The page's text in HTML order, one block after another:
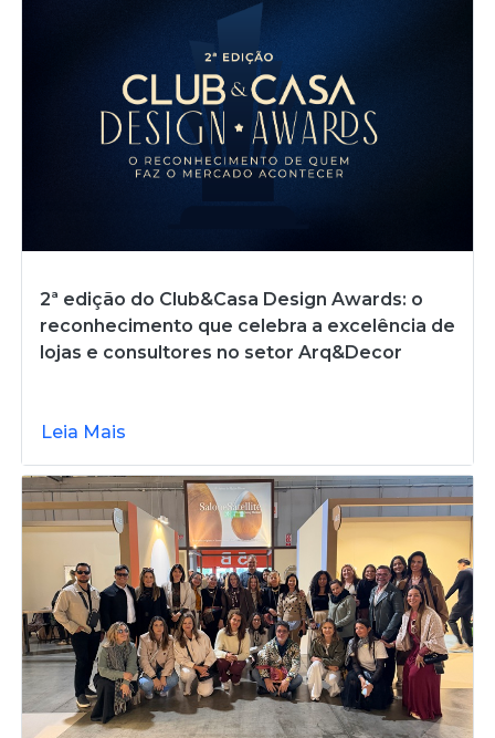
2ª edição do Club&Casa Design Awards: o
reconhecimento que celebra a excelência de
lojas e consultores no setor Arq&Decor
Leia Mais